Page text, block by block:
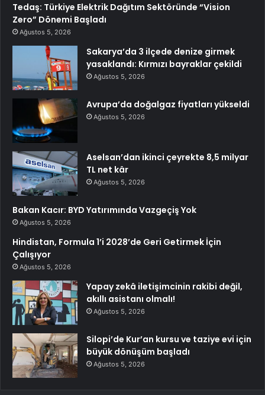
Tedaş: Türkiye Elektrik Dağıtım Sektöründe “Vision
Zero” Dönemi Başladı
Ağustos 5, 2026
Sakarya’da 3 ilçede denize girmek
yasaklandı: Kırmızı bayraklar çekildi
Ağustos 5, 2026
Avrupa’da doğalgaz fiyatları yükseldi
Ağustos 5, 2026
Aselsan’dan ikinci çeyrekte 8,5 milyar
TL net kâr
Ağustos 5, 2026
Bakan Kacır: BYD Yatırımında Vazgeçiş Yok
Ağustos 5, 2026
Hindistan, Formula 1’i 2028’de Geri Getirmek İçin
Çalışıyor
Ağustos 5, 2026
Yapay zekâ iletişimcinin rakibi değil,
akıllı asistanı olmalı!
Ağustos 5, 2026
Silopi’de Kur’an kursu ve taziye evi için
büyük dönüşüm başladı
Ağustos 5, 2026